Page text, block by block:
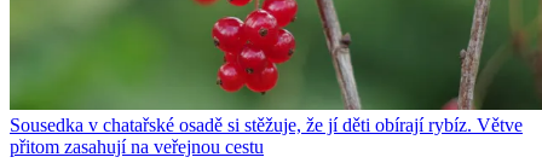
Sousedka v chatařské osadě si stěžuje, že jí děti obírají rybíz. Větve
přitom zasahují na veřejnou cestu